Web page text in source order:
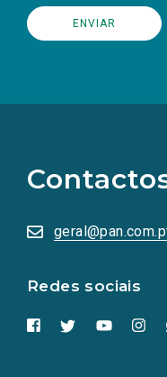
Redes sociais
redes
sociais
numa
nova